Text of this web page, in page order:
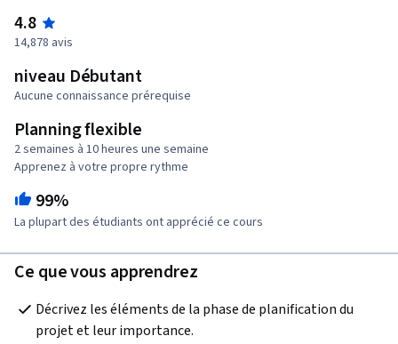
4.8
14,878 avis
niveau Débutant
Aucune connaissance prérequise
Planning flexible
2 semaines à 10 heures une semaine
Apprenez à votre propre rythme
99%
La plupart des étudiants ont apprécié ce cours
Ce que vous apprendrez
Décrivez les éléments de la phase de planification du
projet et leur importance.